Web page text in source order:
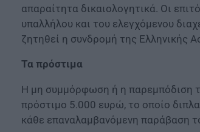
απαραίτητα δικαιολογητικά. Οι
υπαλλήλου και του ελεγχόμενου
ζητηθεί η συνδρομή της Ελληνικής
Τα πρόστιμα
Η μη συμμόρφωση ή η παρεμπόδιση
πρόστιμο 5.000 ευρώ, το οποίο
κάθε επαναλαμβανόμενη παράβαση